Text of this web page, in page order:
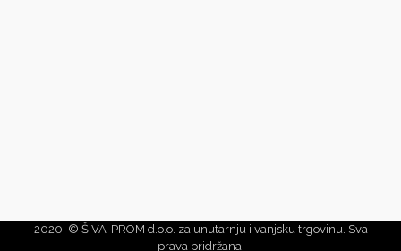
2020. © ŠIVA-PROM d.o.o. za unutarnju i vanjsku trgovinu. Sva
prava pridržana.